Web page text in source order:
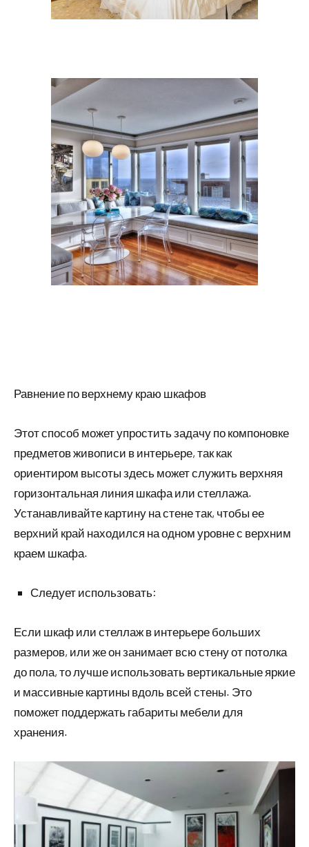
Равнение по верхнему краю шкафов
Этот способ может упростить задачу по компоновке
предметов живописи в интерьере, так как
ориентиром высоты здесь может служить верхняя
горизонтальная линия шкафа или стеллажа.
Устанавливайте картину на стене так, чтобы ее
верхний край находился на одном уровне с верхним
краем шкафа.
Следует использовать:
Если шкаф или стеллаж в интерьере больших
размеров, или же он занимает всю стену от потолка
до пола, то лучше использовать вертикальные яркие
и массивные картины вдоль всей стены. Это
поможет поддержать габариты мебели для
хранения.